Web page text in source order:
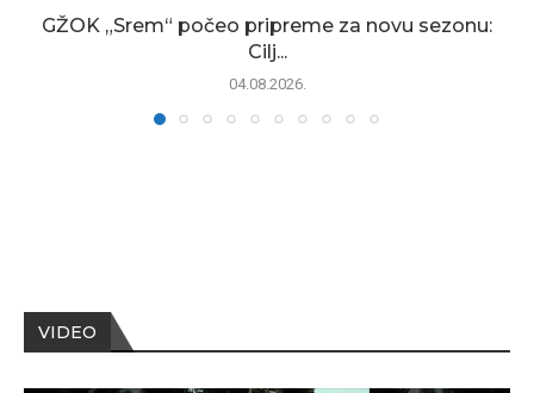
GŽOK „Srem“ počeo pripreme za novu sezonu:
Cilj...
04.08.2026.
VIDEO